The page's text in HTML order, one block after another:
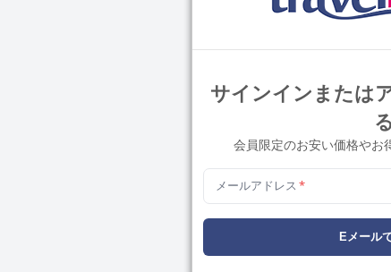
サインインまたは
る
会員限定のお安い価格やお
メールアドレス *
Eメール